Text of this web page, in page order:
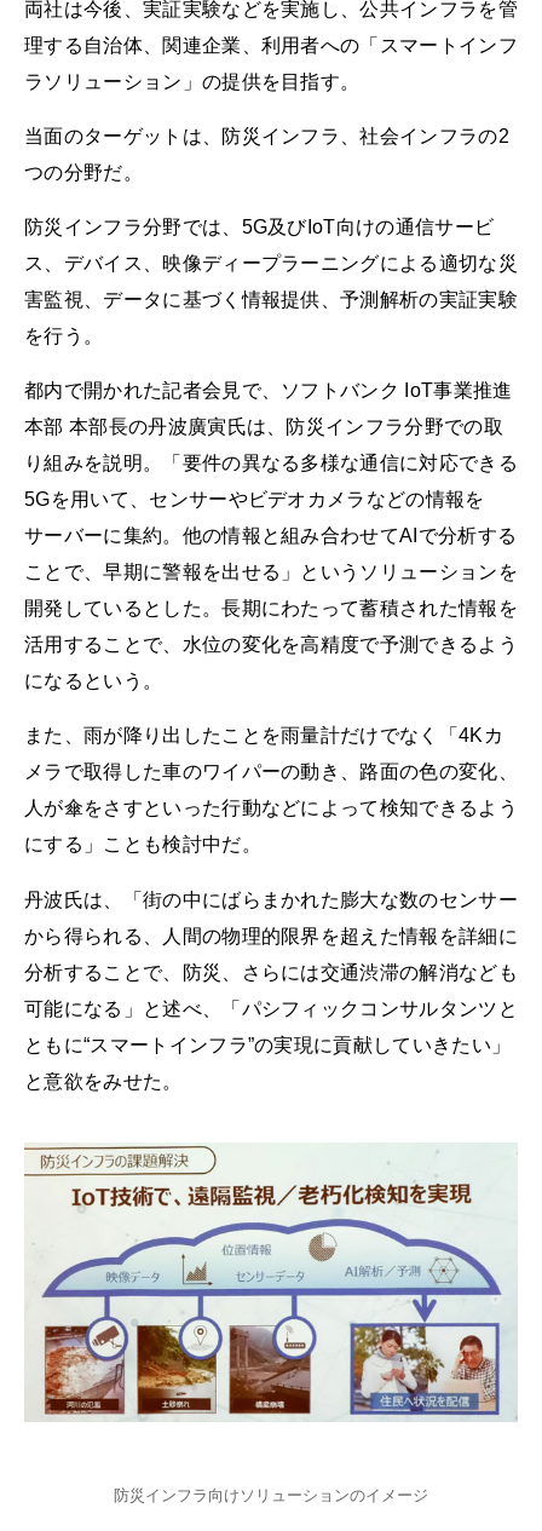
両社は今後、実証実験などを実施し、公共インフラを管
理する自治体、関連企業、利用者への「スマートインフ
ラソリューション」の提供を目指す。
当面のターゲットは、防災インフラ、社会インフラの2
つの分野だ。
防災インフラ分野では、5G及びIoT向けの通信サービ
ス、デバイス、映像ディープラーニングによる適切な災
害監視、データに基づく情報提供、予測解析の実証実験
を行う。
都内で開かれた記者会見で、ソフトバンク IoT事業推進
本部 本部長の丹波廣寅氏は、防災インフラ分野での取
り組みを説明。「要件の異なる多様な通信に対応できる
5Gを用いて、センサーやビデオカメラなどの情報を
サーバーに集約。他の情報と組み合わせてAIで分析する
ことで、早期に警報を出せる」というソリューションを
開発しているとした。長期にわたって蓄積された情報を
活用することで、水位の変化を高精度で予測できるよう
になるという。
また、雨が降り出したことを雨量計だけでなく「4Kカ
メラで取得した車のワイパーの動き、路面の色の変化、
人が傘をさすといった行動などによって検知できるよう
にする」ことも検討中だ。
丹波氏は、「街の中にばらまかれた膨大な数のセンサー
から得られる、人間の物理的限界を超えた情報を詳細に
分析することで、防災、さらには交通渋滞の解消なども
可能になる」と述べ、「パシフィックコンサルタンツと
ともに“スマートインフラ”の実現に貢献していきたい」
と意欲をみせた。
防災インフラ向けソリューションのイメージ